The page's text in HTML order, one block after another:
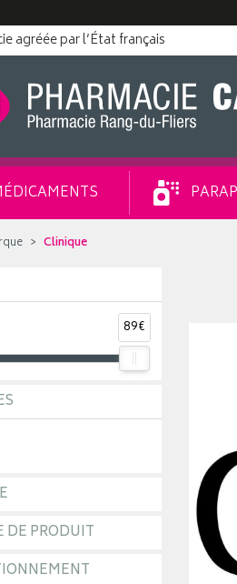
agréée par l’État français
Clinique
89€
DE PRODUIT